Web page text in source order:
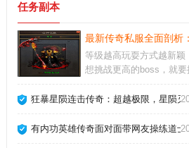
任务副本
最新传奇私服全面剖析
等级越高玩耍方式越新颖
想挑战更高的boss，就要
够走在一起；每一次竭尽
努力提升自己。多样化的
狂暴星陨连击传奇：超越极限，星陨灭
有内功英雄传奇面对面带网友操练道士